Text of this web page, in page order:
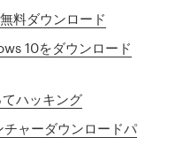
料ダウンロード
10をダウンロード
ハッキング
ャーダウンロードパ